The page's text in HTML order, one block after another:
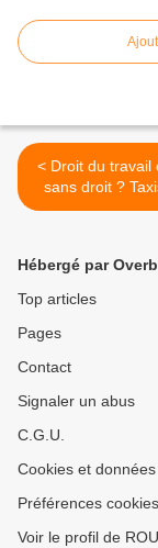
< Droit du travail ou travail
sans droit ?
Hébergé par
Top articles
Pages
Contact
Signaler un abus
C.G.U.
Cookies et
Préférences cookies
Voir le profil de